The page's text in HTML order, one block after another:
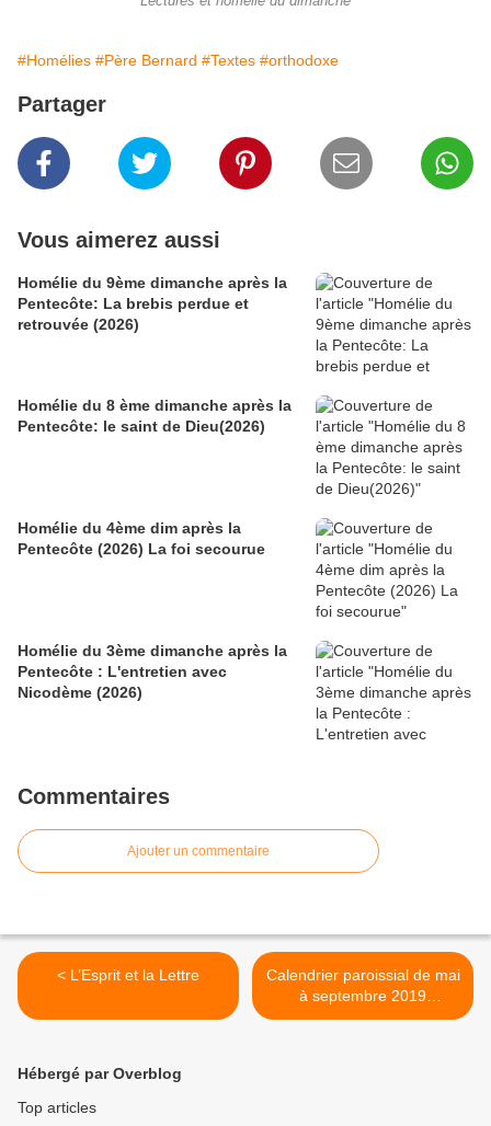
#Homélies #Père Bernard #Textes #orthodoxe
Partager
Vous aimerez aussi
Homélie du 9ème dimanche après la
Pentecôte: La brebis perdue et
retrouvée (2026)
Homélie du 8 ème dimanche après la
Pentecôte: le saint de Dieu(2026)
Homélie du 4ème dim après la
Pentecôte (2026) La foi secourue
Homélie du 3ème dimanche après la
Pentecôte : L'entretien avec
Nicodème (2026)
Commentaires
Ajouter un commentaire
< L’Esprit et la Lettre
Calendrier paroissial de mai
à septembre 2019
(modification) >
Hébergé par Overblog
Top articles